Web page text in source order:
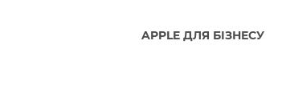
APPLE ДЛЯ БІЗНЕСУ